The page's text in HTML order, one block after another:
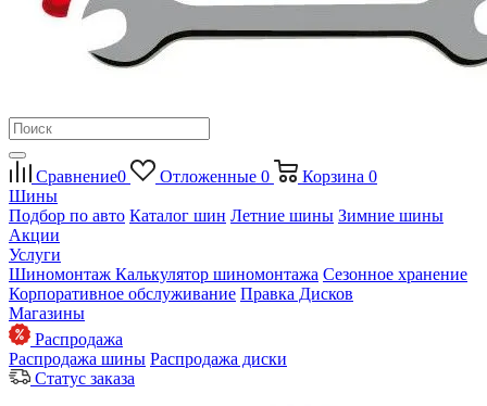
Сравнение0 Отложенные 0 Корзина 0
Шины
Подбор по авто Каталог шин Летние шины Зимние шины
Акции
Услуги
Шиномонтаж Калькулятор шиномонтажа Сезонное хранение
Корпоративное обслуживание Правка Дисков
Магазины
Распродажа
Распродажа шины Распродажа диски
Статус заказа